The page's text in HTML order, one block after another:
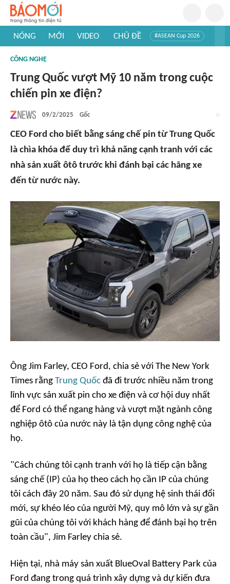
NÓNG MỚI VIDEO CHỦ ĐỀ #ASEAN Cup 2026
#Khám phá thế giới
CÔNG NGHỆ
Trung Quốc vượt Mỹ 10 năm trong cuộc
chiến pin xe điện?
09/2/2025 Gốc
CEO Ford cho biết bằng sáng chế pin từ Trung Quốc
là chìa khóa để duy trì khả năng cạnh tranh với các
nhà sản xuất ôtô trước khi đánh bại các hãng xe
đến từ nước này.
Ông Jim Farley, CEO Ford, chia sẻ với The New York
Times rằng Trung Quốc đã đi trước nhiều năm trong
lĩnh vực sản xuất pin cho xe điện và cơ hội duy nhất
để Ford có thể ngang hàng và vượt mặt ngành công
nghiệp ôtô của nước này là tận dụng công nghệ của
họ.
"Cách chúng tôi cạnh tranh với họ là tiếp cận bằng
sáng chế (IP) của họ theo cách họ cần IP của chúng
tôi cách đây 20 năm. Sau đó sử dụng hệ sinh thái đổi
mới, sự khéo léo của người Mỹ, quy mô lớn và sự gần
gũi của chúng tôi với khách hàng để đánh bại họ trên
toàn cầu", Jim Farley chia sẻ.
Hiện tại, nhà máy sản xuất BlueOval Battery Park của
Ford đang trong quá trình xây dựng và dự kiến đưa